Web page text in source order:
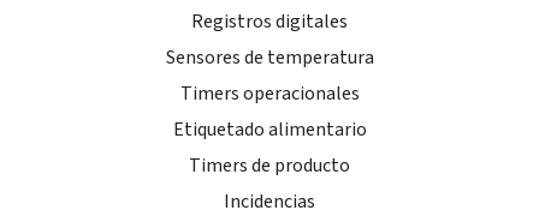
Registros digitales
Sensores de temperatura
Timers operacionales
Etiquetado alimentario
Timers de producto
Incidencias